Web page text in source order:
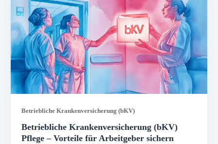
Betriebliche Krankenversicherung (bKV)
Betriebliche Krankenversicherung (bKV)
Pflege – Vorteile für Arbeitgeber sichern